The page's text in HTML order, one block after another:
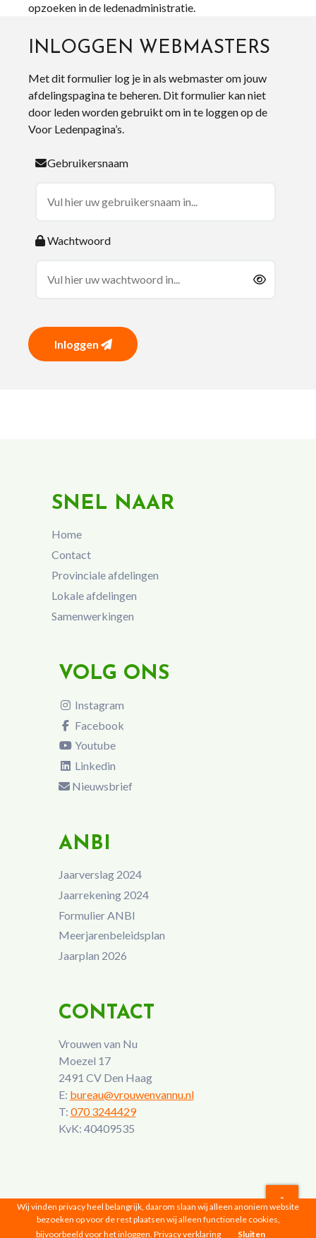
opzoeken in de ledenadministratie.
INLOGGEN WEBMASTERS
Met dit formulier log je in als webmaster om jouw
afdelingspagina te beheren. Dit formulier kan niet
door leden worden gebruikt om in te loggen op de
Voor Ledenpagina’s.
Gebruikersnaam
Wachtwoord
Inloggen
SNEL NAAR
Home
Contact
Provinciale afdelingen
Lokale afdelingen
Samenwerkingen
VOLG ONS
Instagram
Facebook
Youtube
Linkedin
Nieuwsbrief
ANBI
Jaarverslag 2024
Jaarrekening 2024
Formulier ANBI
Meerjarenbeleidsplan
Jaarplan 2026
CONTACT
Vrouwen van Nu
Moezel 17
2491 CV Den Haag
E: bureau@vrouwenvannu.nl
T: 070 3244429
KvK: 40409535
Vrouwen van Nu © 2026 |Privacyverklaring
Wij vinden privacy heel belangrijk, daarom slaan wij alleen anoniem website
bezoeken op voor de rest plaatsen wij alleen functionele cookies,
bijvoorbeeld voor het inloggen. Privacy verklaring Sluiten